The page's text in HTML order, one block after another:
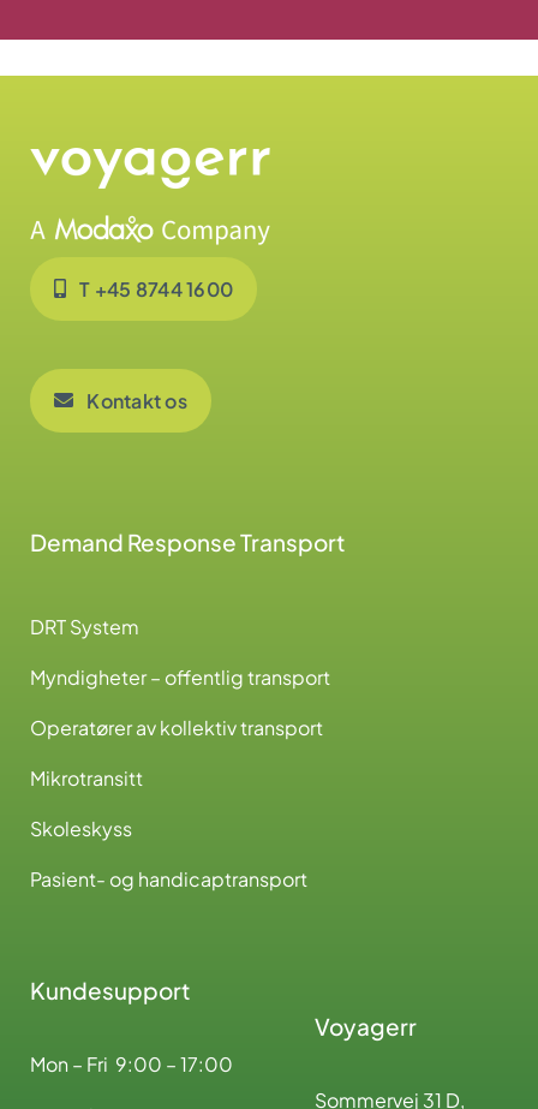
T +45 8744 1600
Kontakt os
Demand Response Transport
DRT System
Myndigheter – offentlig transport
Operatører av kollektiv transport
Mikrotransitt
Skoleskyss
Pasient- og handicaptransport
Kundesupport
Mon – Fri 9:00 – 17:00
Voyagerr
Sommervej 31 D,